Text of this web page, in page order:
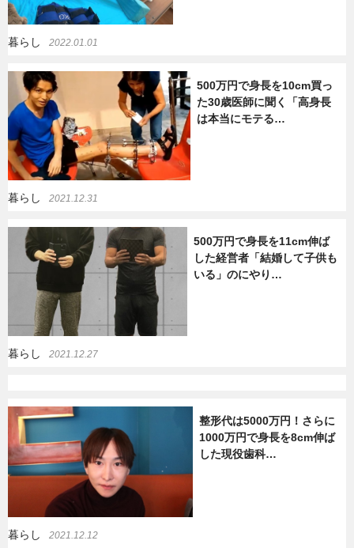
エンタメ
連載一覧
暮らし 2022.01.01
500万円で身長を10cm買っ
た30歳医師に聞く「高身長
は本当にモテる…
暮らし 2021.12.31
500万円で身長を11cm伸ば
した経営者「結婚して子供も
いる」のにやり…
暮らし 2021.12.27
整形代は5000万円！さらに
1000万円で身長を8cm伸ば
した現役歯科…
暮らし 2021.12.12